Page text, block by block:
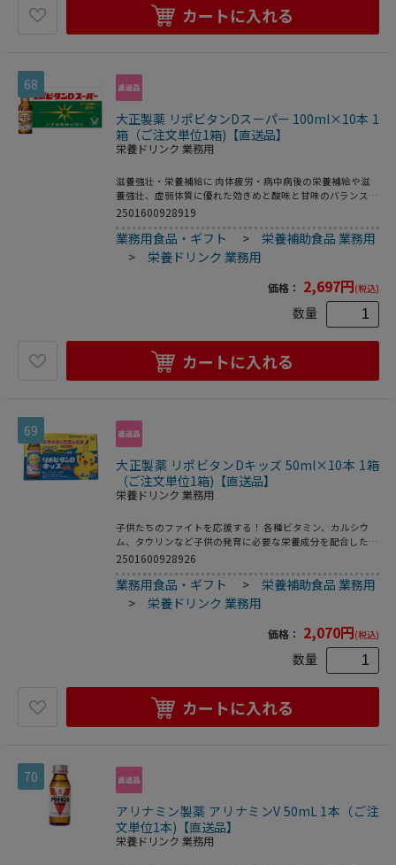
虚弱体質（加齢による身体虚弱を含む。）に伴う身体不調の
改善・予防：骨又は歯の衰え○病中病後の体力低下時、発熱
を伴う消耗性疾患時、食欲不振時、妊娠授乳期又は産前産後
品メーカー：大正製薬株式会社※メーカーの都合により、パ
ッケージ・仕様等は予告なく変更になる場合がございます。
カートに入れる
68
大正製薬 リポビタンDスーパー 100ml×10本 1
箱（ご注文単位1箱)【直送品】
栄養ドリンク 業務用
滋養強壮・栄養補給に 肉体疲労・病中病後の栄養補給や滋
養強壮、虚弱体質に優れた効きめと酸味と甘味のバランスの
とれた服用しやすい風味が特長です。 ●注文単位：１箱
部外品●エネルギー（１本あたり）：８０ｋｃａｌ●トロピ
カルピーチ味●効能・効果：肉体疲労・病中病後・食欲不
振・栄養障害・発熱性消耗性疾患・妊娠授乳期などの場合の
栄養補給、滋養強壮、虚弱体質●用法・用量：成人（１５才
以上）１日１回１本（１００ｍｌ）を服用してください。生
産国：日本商品区分：医薬部外品メーカー：大正製薬株式会
社※メーカーの都合により、パッケージ・仕様等は予告なく
2501600928919
業務用食品・ギフト > 栄養補助食品 業務用
> 栄養ドリンク 業務用
価格： 2,697円(税込)
数量
カートに入れる
69
大正製薬 リポビタンDキッズ 50ml×10本 1箱
（ご注文単位1箱)【直送品】
栄養ドリンク 業務用
子供たちのファイトを応援する！ 各種ビタミン、カルシウ
ム、タウリンなど子供の発育に必要な栄養成分を配合したミ
ニドリンク剤です。 ●注文単位：１箱（１０本）●内容量
（１本あたり）：４１ｋｃａｌ●ミックスフルーツ風味●ノ
ンカフェイン●効能・効果：幼小児の発育期・偏食児・病中
病後・発熱性消耗性疾患・食欲不振・栄養障害等の場合の栄
養補給、虚弱体質、滋養強壮●用法・用量：５～１４才、１
日１回１本（５０ｍｌ）を服用してください。※５才未満は
服用しないでください。生産国：日本商品区分：指定医薬部
外品メーカー：大正製薬株式会社※メーカーの都合により、
2501600928926
業務用食品・ギフト > 栄養補助食品 業務用
> 栄養ドリンク 業務用
価格： 2,070円(税込)
数量
カートに入れる
70
アリナミン製薬 アリナミンV 50mL 1本（ご注
文単位1本)【直送品】
栄養ドリンク 業務用